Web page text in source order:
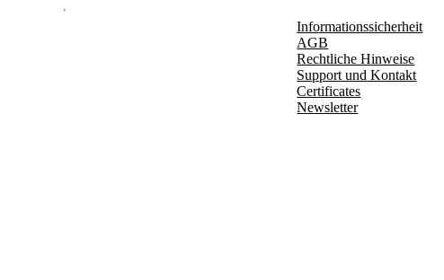
Informationssicherheit
AGB
Rechtliche Hinweise
Support und Kontakt
Certificates
Newsletter